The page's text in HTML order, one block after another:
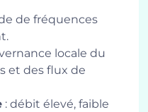
de fréquences
locale du
et des flux de
: débit élevé, faible